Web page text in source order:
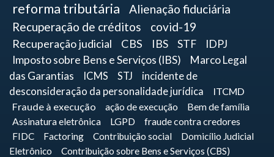
reforma tributária
Alienação fiduciária
Recuperação de créditos
covid-19
Recuperação judicial CBS IBS STF
IDPJ
Imposto sobre Bens e Serviços (IBS)
Marco Legal
das Garantias
ICMS STJ
incidente de
desconsideração da personalidade jurídica
ITCMD
Fraude à execução
ação de execução
Bem de família
Assinatura eletrônica
LGPD fraude contra credores
FIDC Factoring Contribuição social
Domicílio Judicial
Eletrônico
Contribuição sobre Bens e Serviços (CBS)